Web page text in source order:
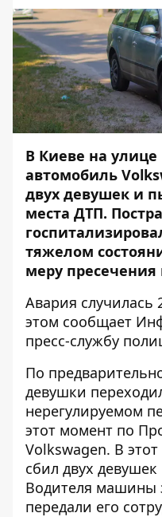
В Киеве на улице
автомобиль
двух девушек и
места ДТП.
тяжелом
меру
Авария случилась
этом сообщает
пресс-службу
По
девушки
нерегулируемом
этот момент по
Volkswagen. В
сбил двух
Водителя машины
передали его